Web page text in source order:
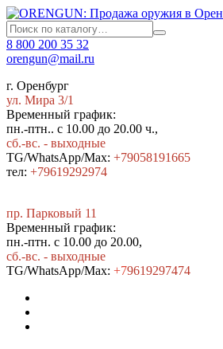
8 800 200 35 32
orengun@mail.ru
г. Оренбург
ул. Мира 3/1
Временный график:
пн.-птн.. с 10.00 до 20.00 ч.,
сб.-вс. - выходные
TG/WhatsApp/Max: +79058191665
тел: +79619292974
пр. Парковый 11
Временный график:
пн.-птн. с 10.00 до 20.00,
сб.-вс. - выходные
TG/WhatsApp/Max: +79619297474